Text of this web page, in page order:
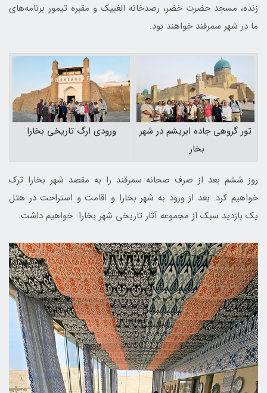
زنده، مسجد حضرت خضر، رصدخانه الغ‎بیک و مقبره تیمور برنامه‌های
ما در شهر سمرقند خواهند بود.
تور گروهی جاده ابریشم در شهر
بخار
ورودی ارگ تاریخی بخارا
روز ششم بعد از صرف صحانه سمرقند را به مقصد شهر بخارا ترک
خواهیم کرد. بعد از ورود به شهر بخارا و اقامت و استراحت در هتل
یک بازدید سبک از مجموعه آثار تاریخی شهر بخارا خواهیم داشت.